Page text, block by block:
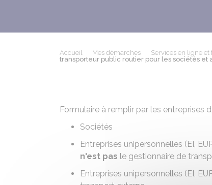
Accueil Mes démarches Services en ligne
transporteur public routier pour les sociétés et
Formulaire à remplir par les entreprises
Sociétés
Entreprises unipersonnelles (EI,
n'est pas le gestionnaire de
Entreprises unipersonnelles (EI,